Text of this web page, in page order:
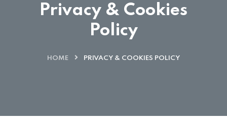
Privacy & Cookies
Policy
HOME PRIVACY & COOKIES POLICY